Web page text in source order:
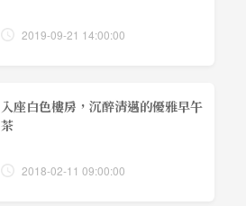
2019-09-21 14:00:00
入座白色樓房，沉醉清邁的優雅早午
茶
2018-02-11 09:00:00